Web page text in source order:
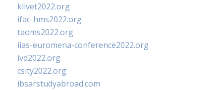
klivet2022.org
ifac-hms2022.org
taoms2022.org
iias-euromena-conference2022.org
ivd2022.org
csity2022.org
ibsarstudyabroad.com